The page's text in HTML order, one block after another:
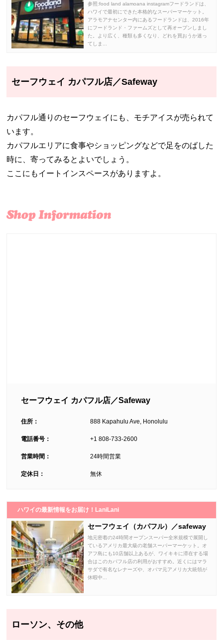
参照:food land alamoana instagramフードランドは、
ハワイで最初にできた本格的なスーパーマーケット。
アラモアナセンター内にあるフードランドは、2016年
にフードランド・ファームズとして再オープンしまし
た。より広く、種類も多くなり、どれを買おうか迷っ
てしま...
セーフウェイ カパフル店／Safeway
カパフル通りのセーフウェイにも、モチアイスが売られて
います。
カパフルエリアに食事やショッピングなどで足をのばした
時に、寄ってみるとよいでしょう。
ここにもイートインスペースがありますよ。
セーフウェイ カパフル店／Safeway
住所： 888 Kapahulu Ave, Honolulu
電話番号： +1 808-733-2600
営業時間： 24時間営業
定休日： 無休
ハワイの最新情報をお届け！LaniLani
セーフウェイ（カパフル）／safeway
地元密着の24時間オープンスーパー全米規模で展開し
ているアメリカ最大級の老舗スーパーマーケット。オ
アフ島にも10店舗以上あるが、ワイキキに滞在する場
合はこのカパフル店の利用がおすすめ。近くにはマラ
サダで有名なレナーズや、オバマ元アメリカ大統領が
休暇中...
ローソン、その他